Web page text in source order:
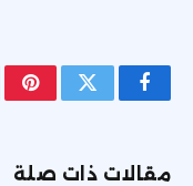
فيسبوكتويتر
مقالات ذات صلة